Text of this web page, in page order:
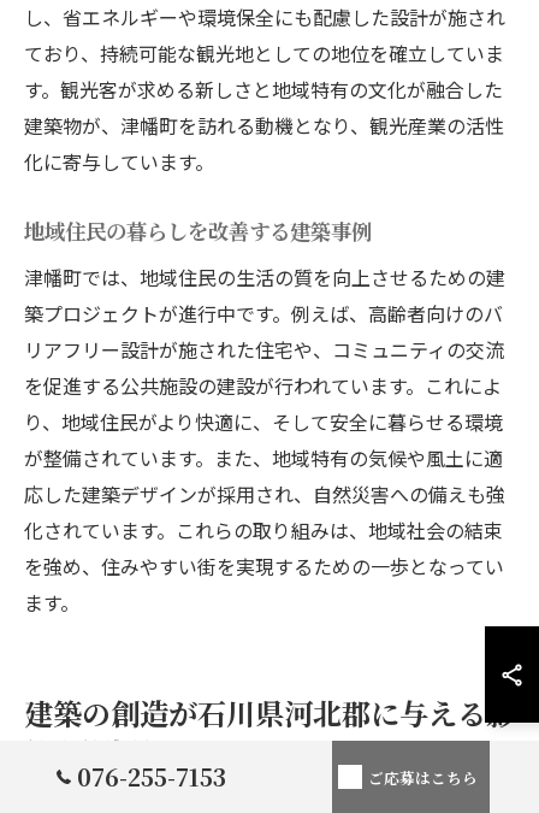
し、省エネルギーや環境保全にも配慮した設計が施され
ており、持続可能な観光地としての地位を確立していま
す。観光客が求める新しさと地域特有の文化が融合した
建築物が、津幡町を訪れる動機となり、観光産業の活性
化に寄与しています。
地域住民の暮らしを改善する建築事例
津幡町では、地域住民の生活の質を向上させるための建
築プロジェクトが進行中です。例えば、高齢者向けのバ
リアフリー設計が施された住宅や、コミュニティの交流
を促進する公共施設の建設が行われています。これによ
り、地域住民がより快適に、そして安全に暮らせる環境
が整備されています。また、地域特有の気候や風土に適
応した建築デザインが採用され、自然災害への備えも強
化されています。これらの取り組みは、地域社会の結束
を強め、住みやすい街を実現するための一歩となってい
ます。
建築の創造が石川県河北郡に与える影
響を深掘り
076-255-7153 ご応募はこちら